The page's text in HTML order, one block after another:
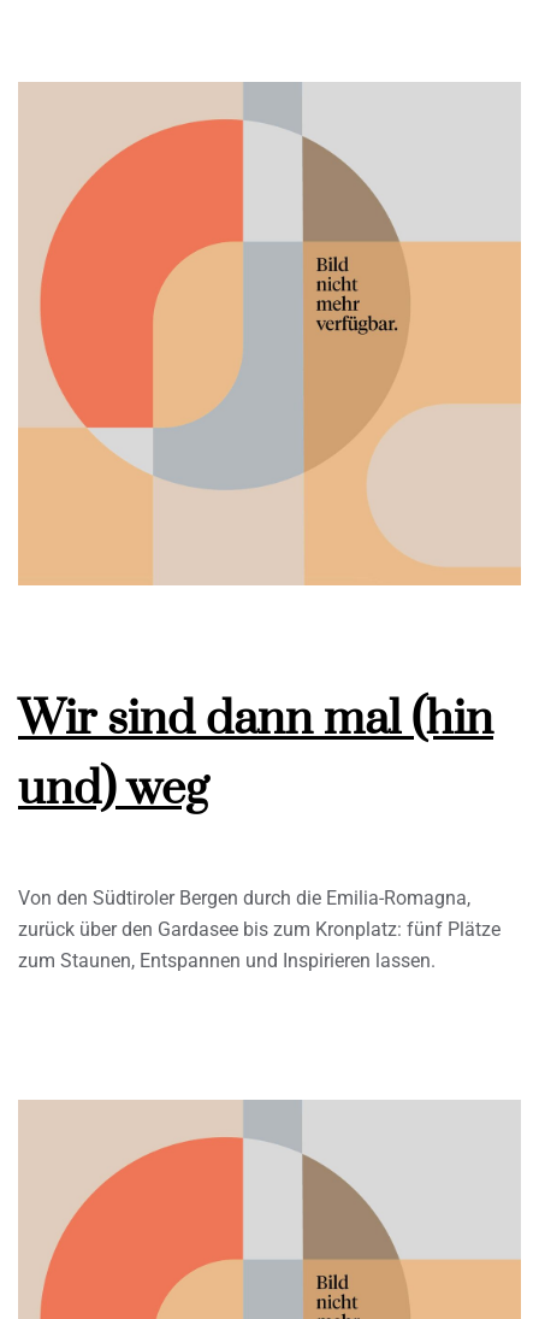
Wir sind dann mal (hin
und) weg
Von den Südtiroler Bergen durch die Emilia-Romagna,
zurück über den Gardasee bis zum Kronplatz: fünf Plätze
zum Staunen, Entspannen und Inspirieren lassen.